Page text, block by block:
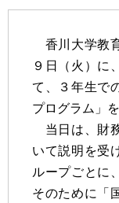
香川大学教
９日（火）に
て、３年生で
プログラム」
当日は、財
いて説明を受
ループごとに
そのために「